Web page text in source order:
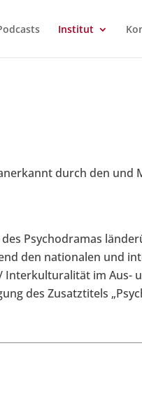
Institut
durch den und
Psychodramas
den nationalen und
im Aus-
des Zusatztitels